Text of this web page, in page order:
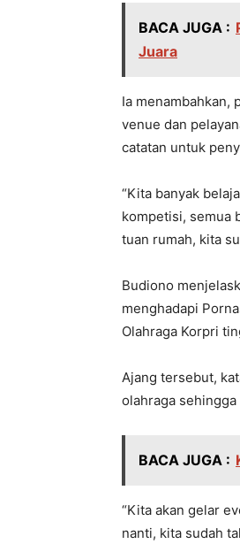
BACA JUGA :
Juara
Ia menambahkan,
venue dan
catatan untuk
“Kita banyak
kompetisi, semua
tuan rumah, kita
Budiono
menghadapi
Olahraga Korpri
Ajang tersebut,
olahraga
BACA JUGA :
“Kita akan gelar
nanti, kita sudah